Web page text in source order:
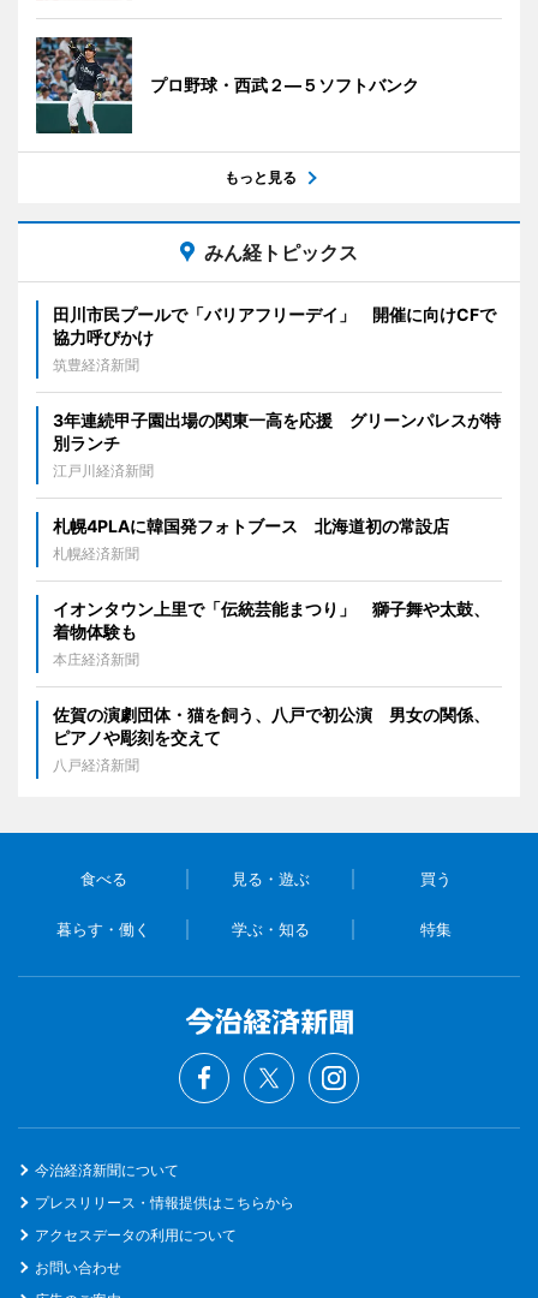
プロ野球・西武２―５ソフトバンク
もっと見る
みん経トピックス
田川市民プールで「バリアフリーデイ」 開催に向けCFで
協力呼びかけ
筑豊経済新聞
3年連続甲子園出場の関東一高を応援 グリーンパレスが特
別ランチ
江戸川経済新聞
札幌4PLAに韓国発フォトブース 北海道初の常設店
札幌経済新聞
イオンタウン上里で「伝統芸能まつり」 獅子舞や太鼓、
着物体験も
本庄経済新聞
佐賀の演劇団体・猫を飼う、八戸で初公演 男女の関係、
ピアノや彫刻を交えて
八戸経済新聞
食べる 見る・遊ぶ 買う
暮らす・働く 学ぶ・知る 特集
今治経済新聞について
プレスリリース・情報提供はこちらから
アクセスデータの利用について
お問い合わせ